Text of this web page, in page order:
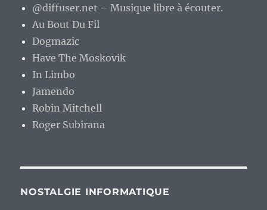
@diffuser.net – Musique libre à écouter.
Au Bout Du Fil
Dogmazic
Have The Moskovik
In Limbo
Jamendo
Robin Mitchell
Roger Subirana
NOSTALGIE INFORMATIQUE